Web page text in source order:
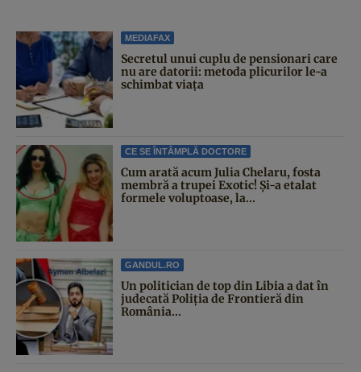
MEDIAFAX
Secretul unui cuplu de pensionari care
nu are datorii: metoda plicurilor le-a
schimbat viața
CE SE ÎNTÂMPLĂ DOCTORE
Cum arată acum Julia Chelaru, fosta
membră a trupei Exotic! Și-a etalat
formele voluptoase, la...
GANDUL.RO
Un politician de top din Libia a dat în
judecată Poliția de Frontieră din
România...